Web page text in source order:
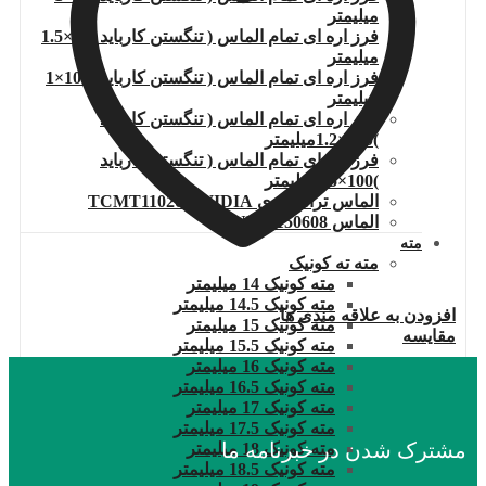
میلیمتر
فرز اره ای تمام الماس ( تنگستن کارباید )80×1.5
میلیمتر
فرز اره ای تمام الماس ( تنگستن کارباید )100×1
میلیمتر
فرز اره ای تمام الماس ( تنگستن کارباید
)100×1.2میلیمتر
فرز اره ای تمام الماس ( تنگستن کارباید
)100×1.5میلیمتر
الماس تراشکاری TCMT110204.WIDIA
الماس DNMG150608
مته
مته ته کونیک
مته کونیک 14 میلیمتر
مته کونیک 14.5 میلیمتر
مته کونیک 15 میلیمتر
مته کونیک 15.5 میلیمتر
مته کونیک 16 میلیمتر
مته کونیک 16.5 میلیمتر
مته کونیک 17 میلیمتر
مته کونیک 17.5 میلیمتر
مته کونیک 18 میلیمتر
مته کونیک 18.5 میلیمتر
افزودن به علاقه مندی ها
مقایسه
مشترک شدن در خبرنامه ما